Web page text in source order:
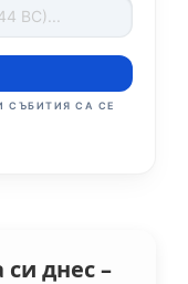
СЪБИТИЯ СА СЕ
днес –